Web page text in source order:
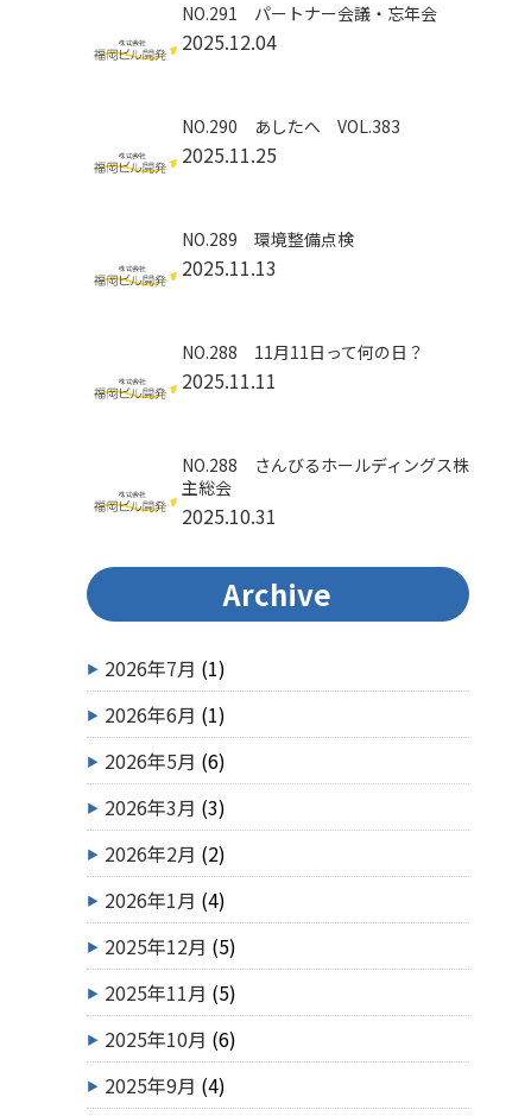
NO.291 パートナー会議・忘年会
2025.12.04
NO.290 あしたへ VOL.383
2025.11.25
NO.289 環境整備点検
2025.11.13
NO.288 11月11日って何の日？
2025.11.11
NO.288 さんびるホールディングス株
主総会
2025.10.31
Archive
2026年7月 (1)
2026年6月 (1)
2026年5月 (6)
2026年3月 (3)
2026年2月 (2)
2026年1月 (4)
2025年12月 (5)
2025年11月 (5)
2025年10月 (6)
2025年9月 (4)